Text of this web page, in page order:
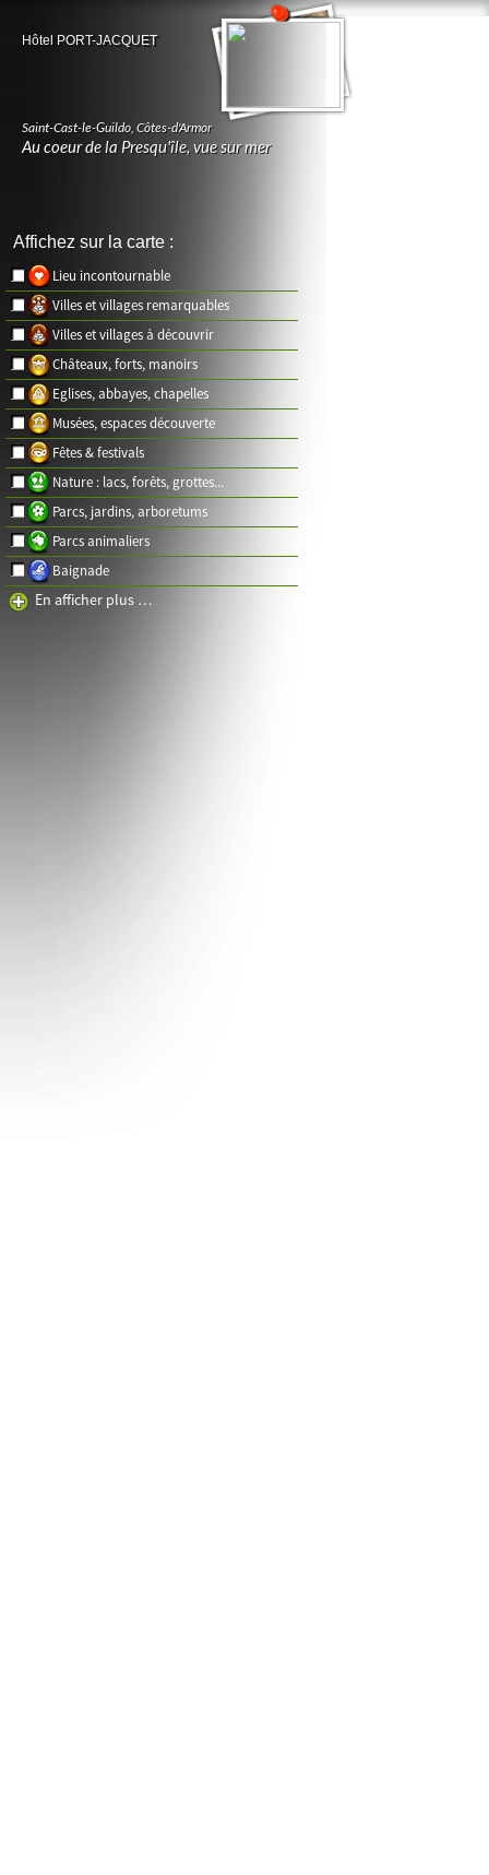
Hôtel PORT-JACQUET
Saint-Cast-le-Guildo, Côtes-d'Armor
Au coeur de la Presqu'île, vue sur mer
Affichez sur la carte :
Lieu incontournable
Villes et villages remarquables
Villes et villages à découvrir
Châteaux, forts, manoirs
Eglises, abbayes, chapelles
Musées, espaces découverte
Fêtes & festivals
Nature : lacs, forêts, grottes...
Parcs, jardins, arboretums
Parcs animaliers
Baignade
En afficher plus …